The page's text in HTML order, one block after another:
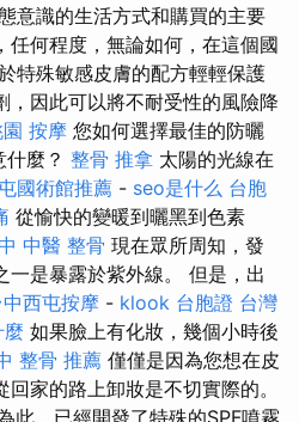
意識的生活方式和購買的主要
任何程度，無論如何，在這個國
特殊敏感皮膚的配方輕輕保護
，因此可以將不耐受性的風險降
按摩 您如何選擇最佳的防曬
麼？ 整骨 推拿 太陽的光線在
國術館推薦 - seo是什么 台胞
從愉快的變暖到曬黑到色素
中醫 整骨 現在眾所周知，發
一是暴露於紫外線。 但是，出
中西屯按摩 - klook 台胞證 台灣
如果臉上有化妝，幾個小時後
整骨 推薦 僅僅是因為您想在皮
家的路上卸妝是不切實際的。
此，已經開發了特殊的SPF噴霧